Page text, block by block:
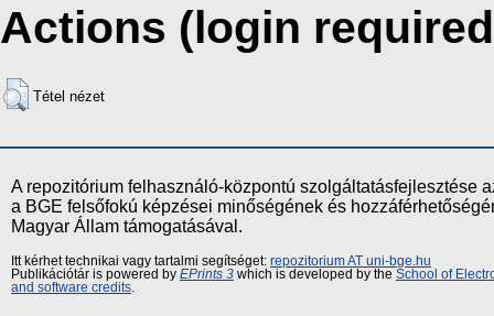
Actions (login
Tétel nézet
A repozitórium felhasználó-központú szolgáltatásfejlesztése
a BGE felsőfokú képzései minőségének és
Magyar Állam támogatásával.
Itt kérhet technikai vagy tartalmi segítséget: repozitorium AT uni-bge.hu
Publikációtár is powered by EPrints 3 which is developed by the School of
and software credits